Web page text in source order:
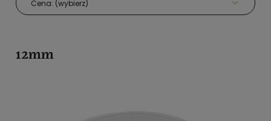
Cena: (wybierz)
12mm